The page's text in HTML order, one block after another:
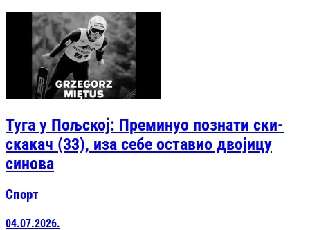
Туга у Пољској: Преминуо познати ски-
скакач (33), иза себе оставио двојицу
синова
Спорт
04.07.2026.